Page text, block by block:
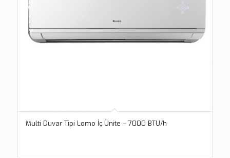
Multi Duvar Tipi Lomo İç Ünite – 7000 BTU/h